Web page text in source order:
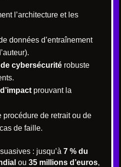
l’architecture et les
données d’entraînement
cybersécurité robuste
prouvant la
procédure de retrait ou de
de faille.
: jusqu’à 7 % du
ou 35 millions d’euros,